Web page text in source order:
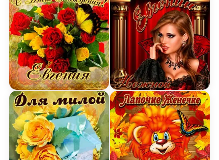
Картинка на День Рождения Евгении с букетом
Картинка нежной